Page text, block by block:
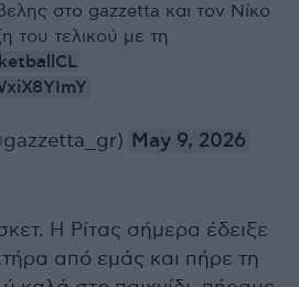
στο gazzetta και τον Νίκο
του τελικού με τη
May 9, 2026
Η Ρίτας σήμερα έδειξε
από εμάς και πήρε τη